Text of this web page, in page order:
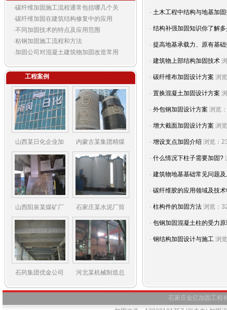
·碳纤维加固施工流程通常包括哪几个关
·碳纤维加固在建筑结构修复中的应用
·不同加固技术的特点及应用范围
·粘钢加固施工流程和方法
·加固公司对混凝土建筑物加固改造常用
工程案例
山西某日化企业加 内蒙古某集团精煤
山西阳泉某煤矿厂 石家庄某水泥厂筒
石药集团优金公司 河北某机械制造总
· 土木工程中结构与地基加
· 结构补强加固知识你了解
· 提高地基承载力、原有基
· 建筑物上部结构加固技术
· 碳纤维布加固设计方案 浏
· 置换混凝土加固设计方案
· 外包钢加固设计方案 浏览
· 增大截面加固设计方案 浏
· 增设支点加固介绍 浏览：
· 什么情况下柱子需要加固?
· 建筑物地基基础常见问题
· 碳纤维胶的应用领域及技
· 柱构件的加固方法 浏览：
· 包钢加固混凝土柱的受力
· 钢结构加固设计与施工 浏
石家庄金亿加固工程